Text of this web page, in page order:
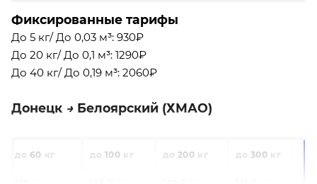
Фиксированные тарифы
До 5 кг/ До 0,03 м³: 930₽
До 20 кг/ До 0,1 м³: 1290₽
До 40 кг/ До 0,19 м³: 2060₽
Донецк Белоярский (ХМАО)
60 100 200 300